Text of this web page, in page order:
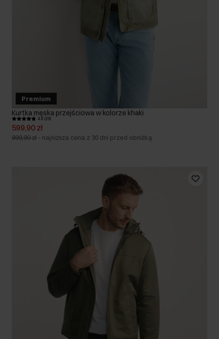
Premium
Kurtka męska przejściowa w kolorze khaki
4.8 (20)
599,90 zł
899,90 zł - najniższa cena z 30 dni przed obniżką